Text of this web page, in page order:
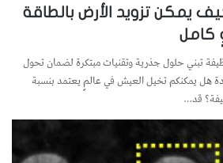
يمكن تزويد الأرض بالطاقة
كامل
تبني حلول جذرية وتقنيات مبتكرة لضمان تحول
هل يمكنكم تخيل العيش في عالمٍ يعتمد بنسبة